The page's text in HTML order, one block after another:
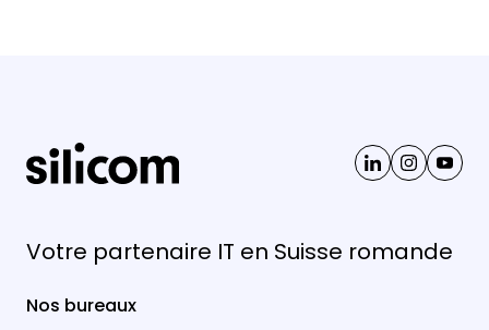
Votre partenaire IT en Suisse romande
Nos bureaux